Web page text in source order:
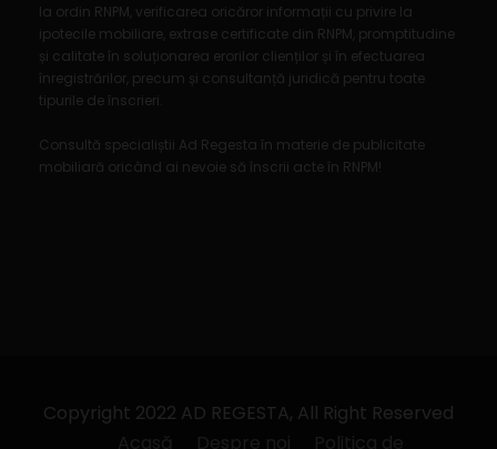
la ordin RNPM, verificarea oricăror informații cu privire la
ipotecile mobiliare, extrase certificate din RNPM, promptitudine
și calitate în soluționarea erorilor clienților și în efectuarea
înregistrărilor, precum și consultanță juridică pentru toate
tipurile de înscrieri.
Consultă specialiștii Ad Regesta în materie de publicitate
mobiliară oricând ai nevoie să înscrii acte în RNPM!
Copyright 2022 AD REGESTA, All Right Reserved